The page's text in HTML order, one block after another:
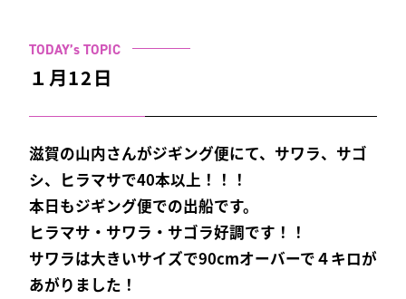
TODAY’s TOPIC
１月12日
滋賀の山内さんがジギング便にて、サワラ、サゴ
シ、ヒラマサで40本以上！！！
本日もジギング便での出船です。
ヒラマサ・サワラ・サゴラ好調です！！
サワラは大きいサイズで90cmオーバーで４キロが
あがりました！